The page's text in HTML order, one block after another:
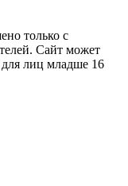
только с
Сайт может
для лиц младше 16